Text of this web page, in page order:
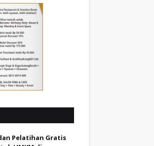
Pelatihan Gratis